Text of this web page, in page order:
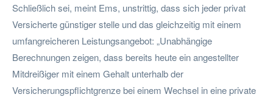
Schließlich sei, meint Ems, unstrittig, dass sich jeder privat
Versicherte günstiger stelle und das gleichzeitig mit einem
umfangreicheren Leistungsangebot: „Unabhängige
Berechnungen zeigen, dass bereits heute ein angestellter
Mitdreißiger mit einem Gehalt unterhalb der
Versicherungspflichtgrenze bei einem Wechsel in eine private